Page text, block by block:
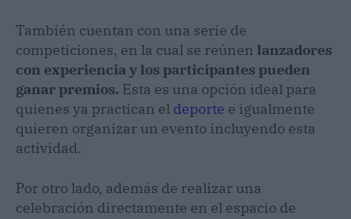
También cuentan con una serie de
competiciones, en la cual se reúnen lanzadores
con experiencia y los participantes pueden
ganar premios. Esta es una opción ideal para
quienes ya practican el deporte e igualmente
quieren organizar un evento incluyendo esta
actividad.
Por otro lado, además de realizar una
celebración directamente en el espacio de